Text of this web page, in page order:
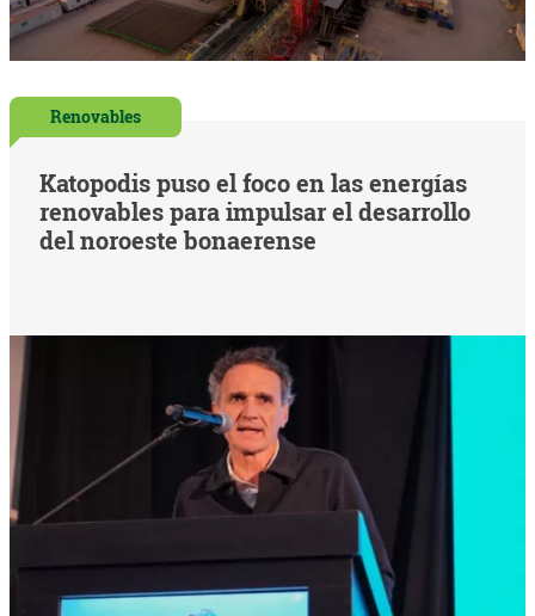
Renovables
Katopodis puso el foco en las energías
renovables para impulsar el desarrollo
del noroeste bonaerense